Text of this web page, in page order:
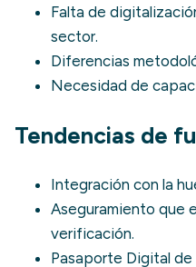
Falta de
sector.
Diferencias
Necesidad de
Tendencias de
Integración con la
Aseguramiento que
verificación.
Pasaporte Digital